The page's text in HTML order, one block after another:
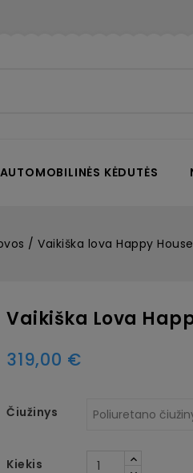
AUTOMOBILINĖS KĖDUTĖS
Vaikiška lova Happy
Vaikiška Lova
319,00 €
Čiužinys
Kiekis